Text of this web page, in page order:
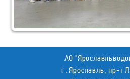
АО
г. Ярославль, пр-т